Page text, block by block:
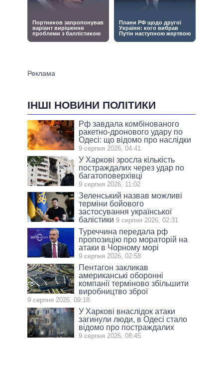
ІНШІ НОВИНИ ПОЛІТИКИ
Рф завдала комбінованого
ракетно-дронового удару по
Одесі: що відомо про наслідки
9 серпня 2026, 04:41
У Харкові зросла кількість
постраждалих через удар по
багатоповерхівці
9 серпня 2026, 11:02
Зеленський назвав можливі
терміни бойового
застосування української
балістики 9 серпня 2026, 02:31
Туреччина передала рф
пропозицію про мораторій на
атаки в Чорному морі
9 серпня 2026, 02:58
Пентагон закликав
американські оборонні
компанії терміново збільшити
виробництво зброї
9 серпня 2026, 09:18
У Харкові внаслідок атаки
загинули люди, в Одесі стало
відомо про постраждалих
9 серпня 2026, 08:45